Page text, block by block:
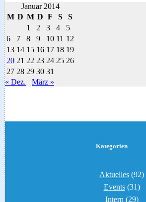
Januar 2014
M D M D F S
S
1
2 3 4
5
6
7 8 9 10 11 12
13 14 15 16 17 18 19
20 21 22 23 24 25 26
27 28 29 30 31
« Dez.
März »
Kategorien
Aktuelles (92)
Events(31)
Intern (29)